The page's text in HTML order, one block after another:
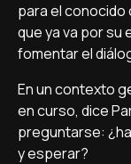
para el conocido
que ya va por su
fomentar el
En un contexto
en curso, dice
preguntarse:
y esperar?